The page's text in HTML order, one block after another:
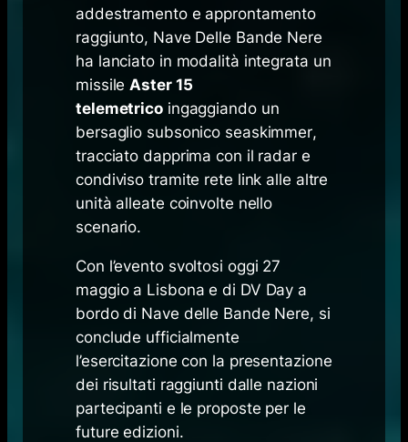
addestramento e approntamento
raggiunto, Nave Delle Bande Nere
ha lanciato in modalità integrata un
missile Aster 15
telemetricoingaggiando un
bersaglio subsonico seaskimmer,
tracciato dapprima con il radar e
condiviso tramite rete link alle altre
unità alleate coinvolte nello
scenario.
Con l’evento svoltosi oggi 27
maggio a Lisbona e di DV Day a
bordo di Nave delle Bande Nere, si
conclude ufficialmente
l’esercitazione con la presentazione
dei risultati raggiunti dalle nazioni
partecipanti e le proposte per le
future edizioni.